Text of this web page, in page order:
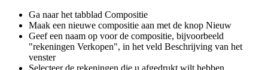
Ga naar het tabblad Compositie
Maak een nieuwe compositie aan met de knop Nieuw
Geef een naam op voor de compositie, bijvoorbeeld
"rekeningen Verkopen", in het veld Beschrijving van het
venster
Selecteer de rekeningen die u afgedrukt wilt hebben.